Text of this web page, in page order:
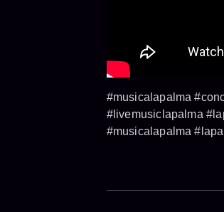
#musicalapalma
#livemusiclapalma
#musicalapalma